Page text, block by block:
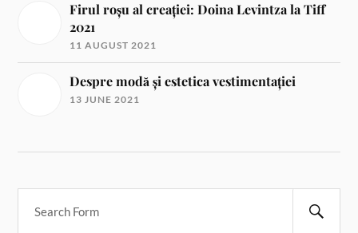
Firul roșu al creației: Doina Levintza la Tiff
2021
11 AUGUST 2021
Despre modă și estetica vestimentației
13 JUNE 2021